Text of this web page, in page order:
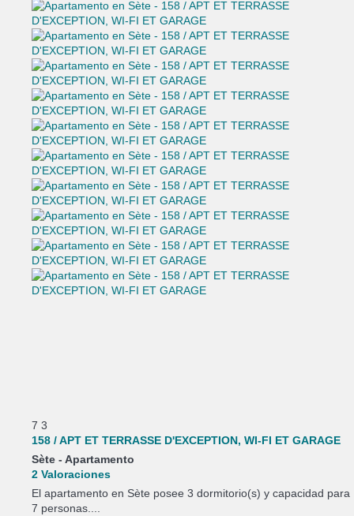
7 3
158 / APT ET TERRASSE D'EXCEPTION, WI-FI ET GARAGE
Sète - Apartamento
2 Valoraciones
El apartamento en Sète posee 3 dormitorio(s) y capacidad para
7 personas....